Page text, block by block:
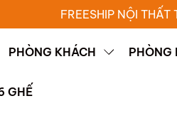
FREESHIP NỘI
PHÒNG KHÁCH PHÒNG
GHẾ